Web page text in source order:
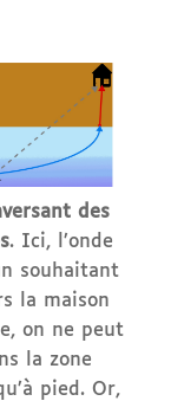
des
. Ici, l’onde
souhaitant
la maison
on ne peut
la zone
pied. Or,